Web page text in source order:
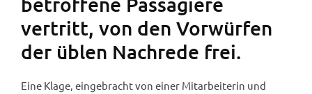
vertritt, von den Vorwürfen
der üblen Nachrede frei.
Eine Klage, eingebracht von einer Mitarbeiterin und